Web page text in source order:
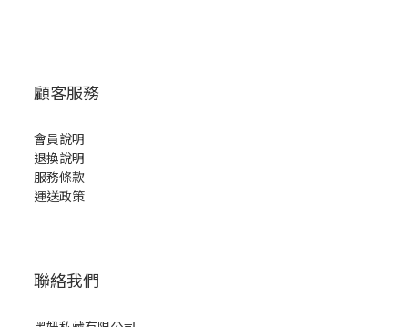
顧客服務
會員說明
退換說明
服務條款
運送政策
聯絡我們